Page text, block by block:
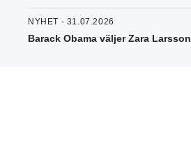
NYHET - 31.07.2026
Barack Obama väljer Zara Larsson